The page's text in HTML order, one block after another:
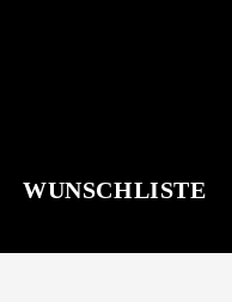
WUNSCHLISTE